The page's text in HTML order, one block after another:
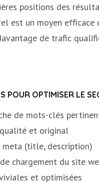
positions des
est un moyen
de trafic
POUR OPTIMISER LE
de mots-clés
et original
(title, description)
chargement du site
et optimisées